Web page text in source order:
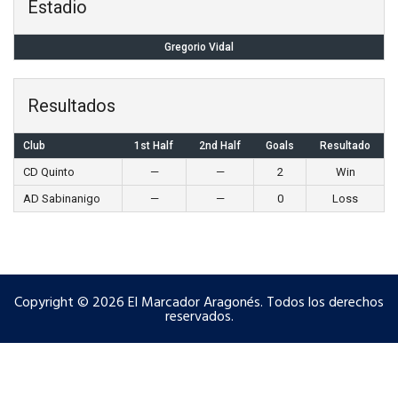
Estadio
Gregorio Vidal
Resultados
Club 1st Half 2nd Half Goals Resultado
CD Quinto — — 2
Win
AD Sabinanigo
— — 0 Loss
Copyright © 2026 El Marcador Aragonés. Todos los derechos
reservados.